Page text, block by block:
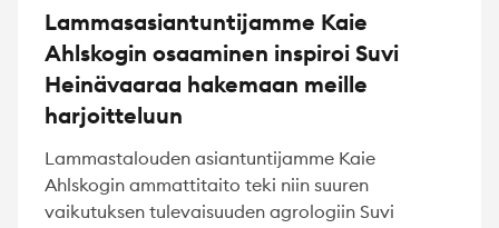
Lammasasiantuntijamme Kaie
Ahlskogin osaaminen inspiroi Suvi
Heinävaaraa hakemaan meille
harjoitteluun
Lammastalouden asiantuntijamme Kaie
Ahlskogin ammattitaito teki niin suuren
vaikutuksen tulevaisuuden agrologiin Suvi